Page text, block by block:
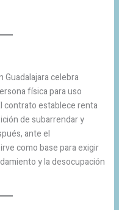
celebra
física para uso
contrato establece renta
de subarrendar y
ante el
como base para exigir
y la desocupación